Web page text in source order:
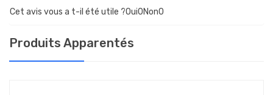
Les deux boutons de réglage, qui permettent de naviguer dans
Le Chipset offre 4 modes de fonctionnement
Cet avis vous a t-il été utile ?Oui0Non0
Produits Apparentés